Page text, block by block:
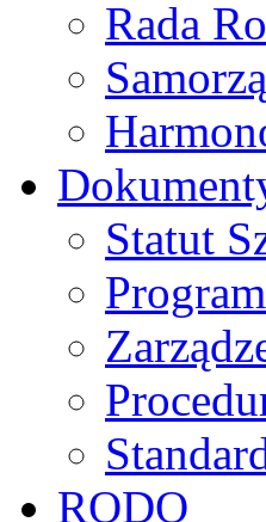
Rada
Statut
RODO